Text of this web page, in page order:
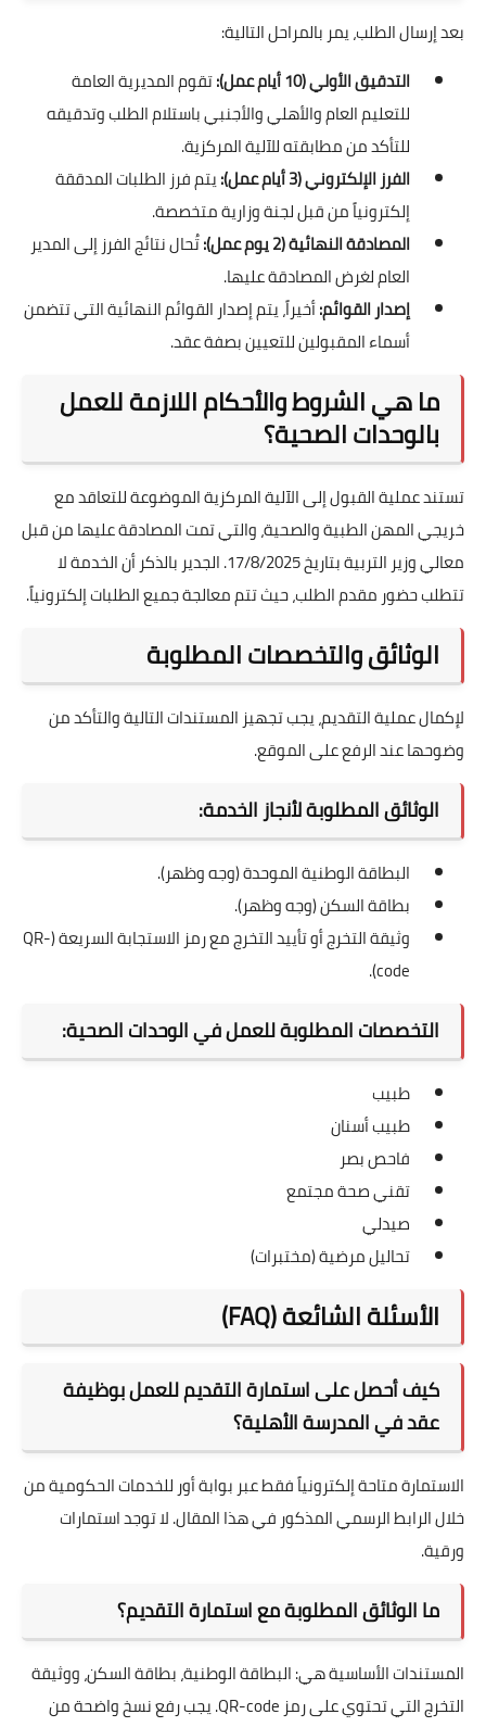
بعد إرسال الطلب، يمر بالمراحل التالية:
التدقيق الأولي (10 أيام عمل):
تقوم المديرية العامة
للتعليم العام والأهلي والأجنبي باستلام الطلب وتدقيقه
للتأكد من مطابقته للآلية المركزية.
الفرز الإلكتروني (3 أيام عمل):
يتم فرز الطلبات المدققة
إلكترونياً من قبل لجنة وزارية متخصصة.
المصادقة النهائية (2 يوم عمل):
تُحال نتائج الفرز إلى المدير
العام لغرض المصادقة عليها.
إصدار القوائم:أخيراً، يتم إصدار القوائم النهائية التي تتضمن
أسماء المقبولين للتعيين بصفة عقد.
ما هي الشروط والأحكام اللازمة للعمل
بالوحدات الصحية؟
تستند عملية القبول إلى الآلية المركزية الموضوعة للتعاقد مع
خريجي المهن الطبية والصحية، والتي تمت المصادقة عليها من قبل
معالي وزير التربية بتاريخ 17/8/2025. الجدير بالذكر أن الخدمة لا
تتطلب حضور مقدم الطلب، حيث تتم معالجة جميع الطلبات إلكترونياً.
الوثائق والتخصصات المطلوبة
لإكمال عملية التقديم، يجب تجهيز المستندات التالية والتأكد من
وضوحها عند الرفع على الموقع.
الوثائق المطلوبة لأنجاز الخدمة:
البطاقة الوطنية الموحدة (وجه وظهر).
بطاقة السكن (وجه وظهر).
وثيقة التخرج أو تأييد التخرج مع رمز الاستجابة السريعة (QR-
code).
التخصصات المطلوبة للعمل في الوحدات الصحية:
طبيب
طبيب أسنان
فاحص بصر
تقني صحة مجتمع
صيدلي
تحاليل مرضية (مختبرات)
الأسئلة الشائعة (FAQ)
كيف أحصل على استمارة التقديم للعمل بوظيفة
عقد في المدرسة الأهلية؟
الاستمارة متاحة إلكترونياً فقط عبر بوابة أور للخدمات الحكومية من
خلال الرابط الرسمي المذكور في هذا المقال. لا توجد استمارات
ورقية.
ما الوثائق المطلوبة مع استمارة التقديم؟
المستندات الأساسية هي: البطاقة الوطنية، بطاقة السكن، ووثيقة
التخرج التي تحتوي على رمز QR-code. يجب رفع نسخ واضحة من